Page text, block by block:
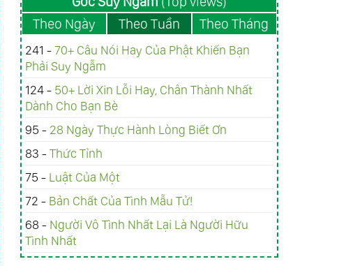
Theo Ngày
Theo Tuần Theo Tháng
241 - 70+ Câu Nói Hay Của Phật Khiến Bạn
Phải Suy Ngẫm
124 - 50+ Lời Xin Lỗi Hay, Chân Thành Nhất
Dành Cho Bạn Bè
95 - 28 Ngày Thực Hành Lòng Biết Ơn
83 -Thức Tỉnh
75 - Luật Của Một
72 - Bản Chất Của Tình Mẫu Tử!
68 - Người Vô Tình Nhất Lại Là Người Hữu
Tình Nhất